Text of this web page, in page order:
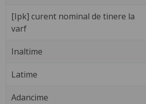
[Ipk] curent nominal de tinere la
varf
Inaltime
Latime
Adancime